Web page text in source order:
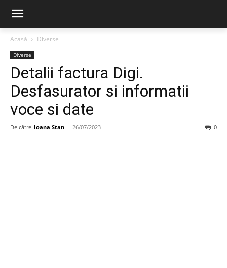
Acasă Diverse
Diverse
Detalii factura Digi.
Desfasurator si informatii
voce si date
De către Ioana Stan - 26/07/2023 0